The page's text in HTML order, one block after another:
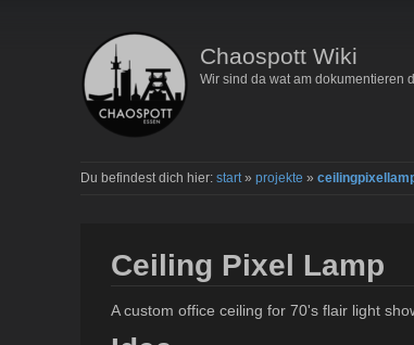
Chaospott Wiki
Wir sind da wat am dokumentieren
Du befindest dich hier: start» projekte »
Ceiling Pixel Lamp
A custom office ceiling for 70's flair light